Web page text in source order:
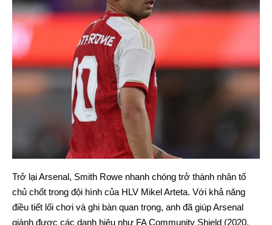
Trở lại Arsenal, Smith Rowe nhanh chóng trở thành nhân tố
chủ chốt trong đội hình của HLV Mikel Arteta. Với khả năng
điều tiết lối chơi và ghi bàn quan trọng, anh đã giúp Arsenal
giành được các danh hiệu như FA Community Shield (2020,